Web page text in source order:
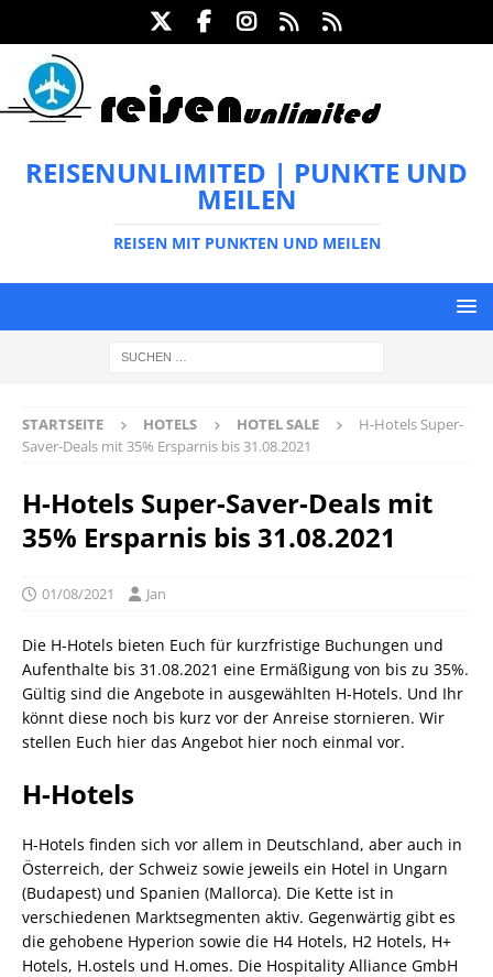
REISENUNLIMITED | PUNKTE UND
MEILEN
REISEN MIT PUNKTEN UND MEILEN
STARTSEITE HOTELS HOTEL SALE
H-Hotels Super-
Saver-Deals mit 35% Ersparnis bis 31.08.2021
H-Hotels Super-Saver-Deals mit
35% Ersparnis bis 31.08.2021
01/08/2021 Jan
Die H-Hotels bieten Euch für kurzfristige Buchungen und
Aufenthalte bis 31.08.2021 eine Ermäßigung von bis zu 35%.
Gültig sind die Angebote in ausgewählten H-Hotels. Und Ihr
könnt diese noch bis kurz vor der Anreise stornieren. Wir
stellen Euch hier das Angebot hier noch einmal vor.
H-Hotels
H-Hotels finden sich vor allem in Deutschland, aber auch in
Österreich, der Schweiz sowie jeweils ein Hotel in Ungarn
(Budapest) und Spanien (Mallorca). Die Kette ist in
verschiedenen Marktsegmenten aktiv. Gegenwärtig gibt es
die gehobene Hyperion sowie die H4 Hotels, H2 Hotels, H+
Hotels, H.ostels und H.omes. Die Hospitality Alliance GmbH